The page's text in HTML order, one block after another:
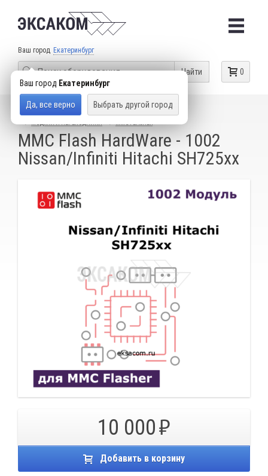
Ваш город Екатеринбург
Ваш город Екатеринбург
Да, все верно Выбрать другой город
0
Найти
КАТАЛОГ ТОВАРОВ
ОБОРУДОВАНИЕ ДЛЯ ЧИП-ТЮНИНГА
MMC Flash HardWare - 1002
Nissan/Infiniti Hitachi SH725xx
10 000
Добавить в корзину